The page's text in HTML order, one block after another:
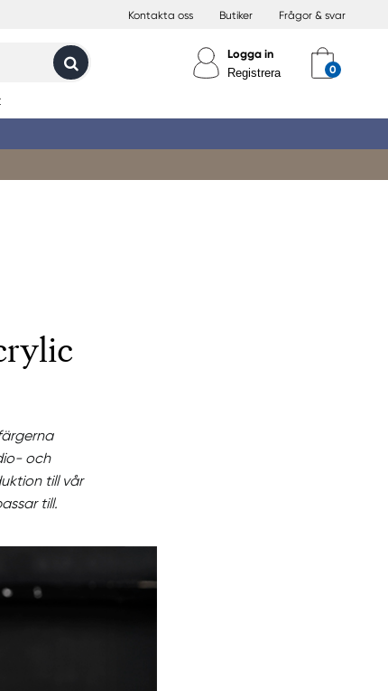
Kontakta oss Butiker Frågor & svar
Logga in
Registrera
och
till vår
till.